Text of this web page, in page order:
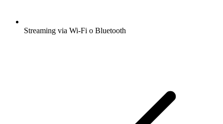
Streaming via Wi-Fi o Bluetooth